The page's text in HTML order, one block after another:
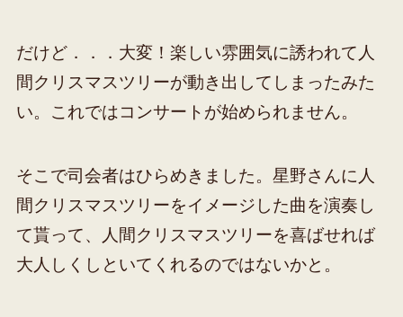
だけど．．．大変！楽しい雰囲気に誘われて人
間クリスマスツリーが動き出してしまったみた
い。これではコンサートが始められません。
そこで司会者はひらめきました。星野さんに人
間クリスマスツリーをイメージした曲を演奏し
て貰って、人間クリスマスツリーを喜ばせれば
大人しくしといてくれるのではないかと。